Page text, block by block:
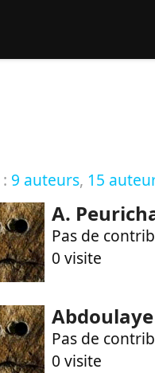
: 9 auteurs, 15
A.
Pas de
0 visite
Pas de
0 visite